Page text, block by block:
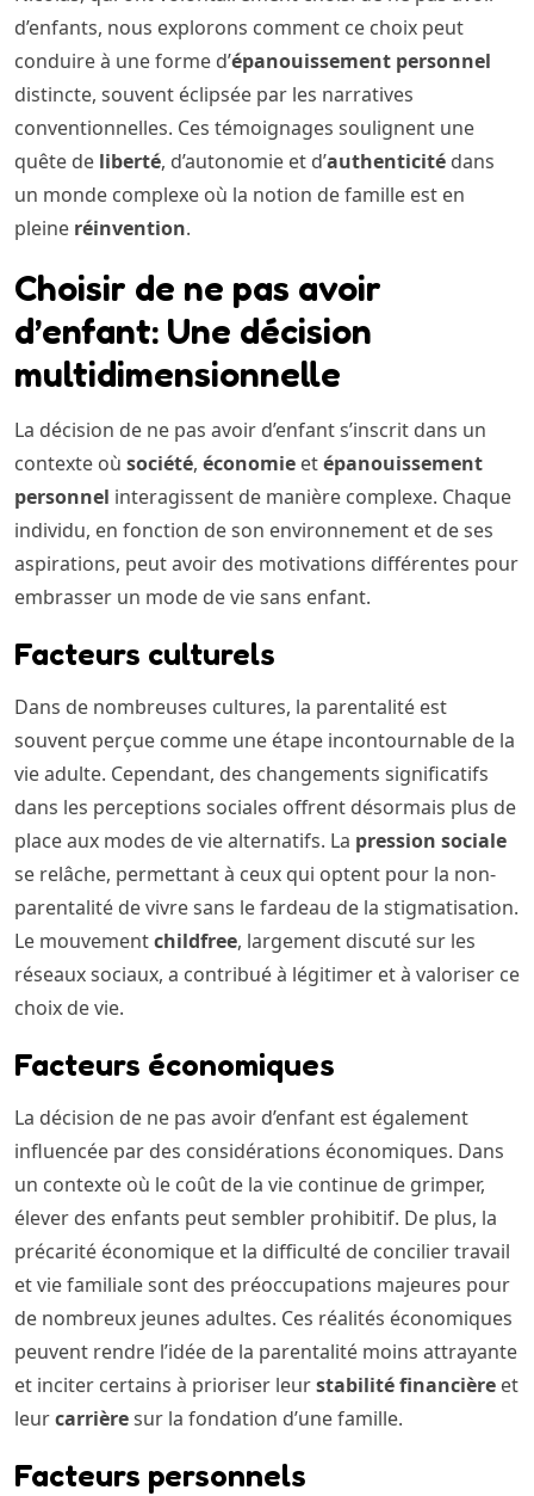
d’enfants, nous explorons comment ce choix peut
conduire à une forme d’épanouissement personnel
distincte, souvent éclipsée par les narratives
conventionnelles. Ces témoignages soulignent une
quête de liberté, d’autonomie et d’authenticité dans
un monde complexe où la notion de famille est en
pleine réinvention.
Choisir de ne pas avoir
d’enfant: Une décision
multidimensionnelle
La décision de ne pas avoir d’enfant s’inscrit dans un
contexte où société, économie etépanouissement
personnel interagissent de manière complexe. Chaque
individu, en fonction de son environnement et de ses
aspirations, peut avoir des motivations différentes pour
embrasser un mode de vie sans enfant.
Facteurs culturels
Dans de nombreuses cultures, la parentalité est
souvent perçue comme une étape incontournable de la
vie adulte. Cependant, des changements significatifs
dans les perceptions sociales offrent désormais plus de
place aux modes de vie alternatifs. La pression sociale
se relâche, permettant à ceux qui optent pour la non-
parentalité de vivre sans le fardeau de la stigmatisation.
Le mouvementchildfree, largement discuté sur les
réseaux sociaux, a contribué à légitimer et à valoriser ce
choix de vie.
Facteurs économiques
La décision de ne pas avoir d’enfant est également
influencée par des considérations économiques. Dans
un contexte où le coût de la vie continue de grimper,
élever des enfants peut sembler prohibitif. De plus, la
précarité économique et la difficulté de concilier travail
et vie familiale sont des préoccupations majeures pour
de nombreux jeunes adultes. Ces réalités économiques
peuvent rendre l’idée de la parentalité moins attrayante
et inciter certains à prioriser leurstabilité financière et
leurcarrièresur la fondation d’une famille.
Facteurs personnels